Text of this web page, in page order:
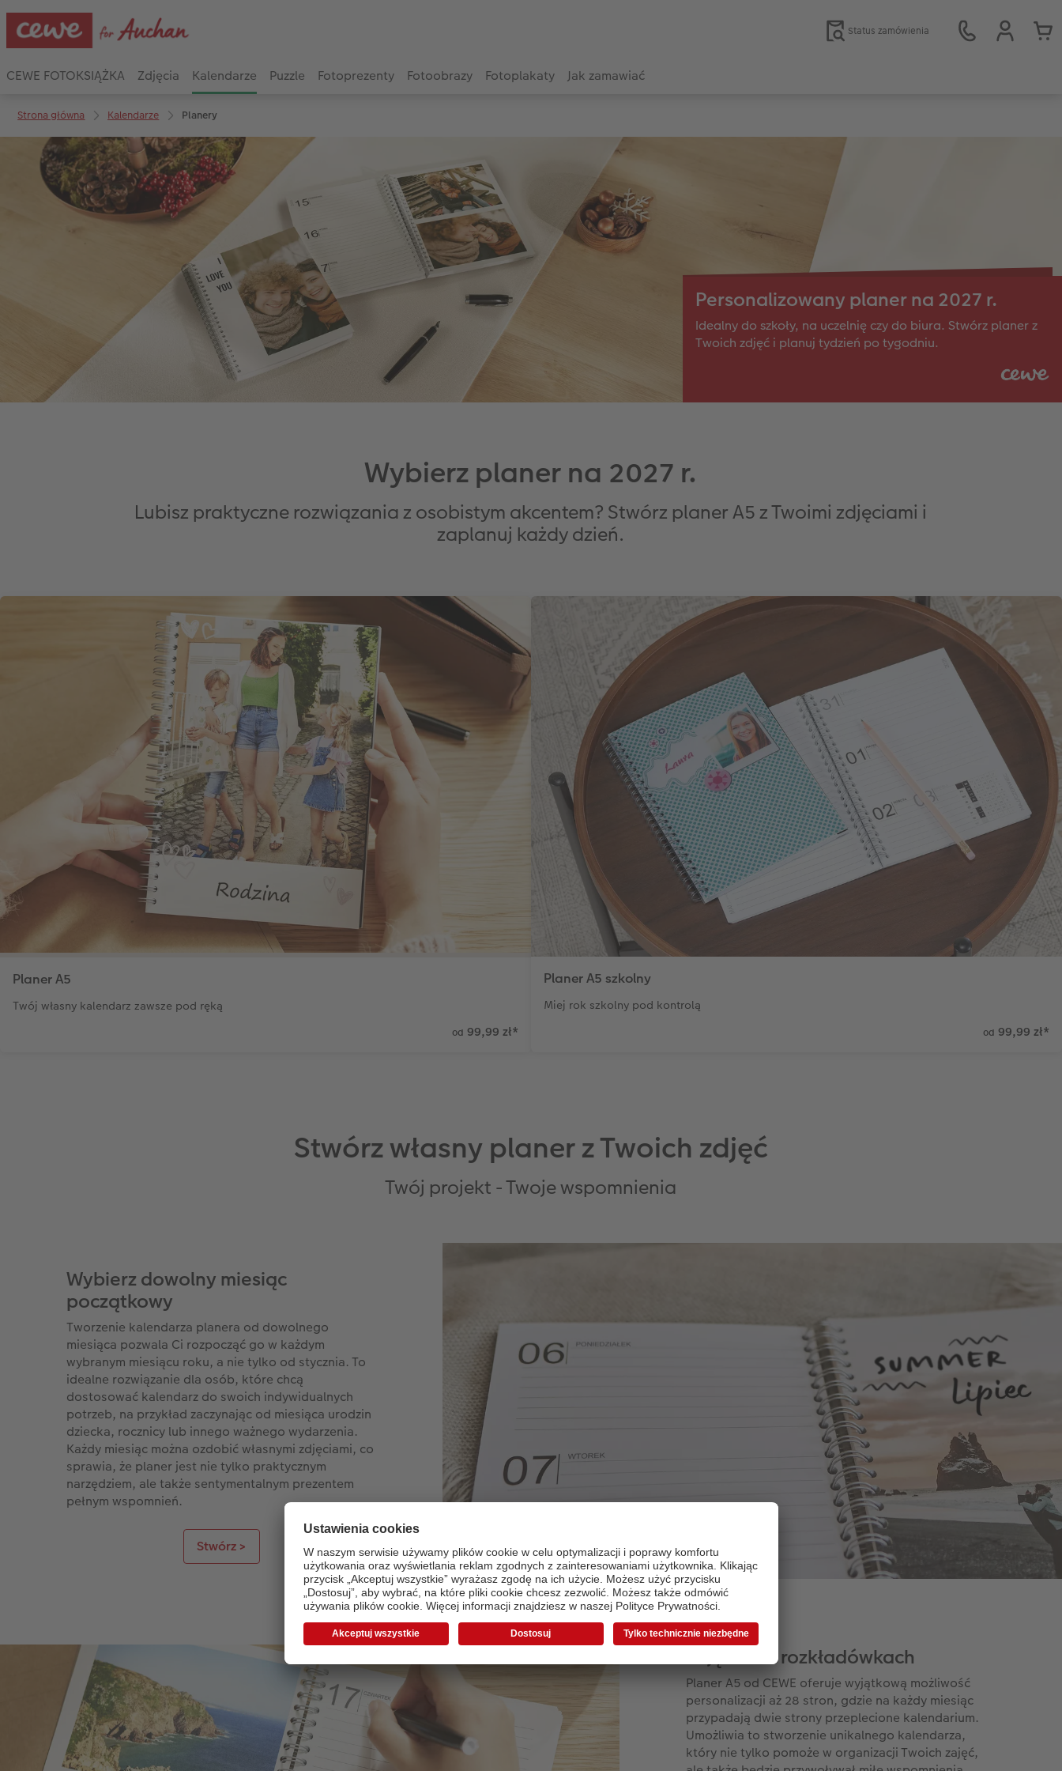
Status zamówienia
CEWE FOTOKSIĄŻKA Zdjęcia Kalendarze Puzzle Fotoprezenty Fotoobrazy Fotoplakaty Jak zamawiać
Strona główna Kalendarze Planery
Personalizowany planer na 2027 r.
Idealny do szkoły, na uczelnię czy do biura. Stwórz planer z
Twoich zdjęć i planuj tydzień po tygodniu.
Wybierz planer na 2027 r.
Lubisz praktyczne rozwiązania z osobistym akcentem? Stwórz planer A5 z Twoimi zdjęciami i
zaplanuj każdy dzień.
Planer A5
Twój własny kalendarz zawsze pod ręką
od 99,99 zł*
Planer A5 szkolny
Miej rok szkolny pod kontrolą
od 99,99 zł*
Stwórz własny planer z Twoich zdjęć
Twój projekt - Twoje wspomnienia
Wybierz dowolny miesiąc
początkowy
Tworzenie kalendarza planera od dowolnego
miesiąca pozwala Ci rozpocząć go w każdym
wybranym miesiącu roku, a nie tylko od stycznia. To
idealne rozwiązanie dla osób, które chcą
dostosować kalendarz do swoich indywidualnych
potrzeb, na przykład zaczynając od miesiąca urodzin
dziecka, rocznicy lub innego ważnego wydarzenia.
Każdy miesiąc można ozdobić własnymi zdjęciami, co
sprawia, że planer jest nie tylko praktycznym
narzędziem, ale także sentymentalnym prezentem
pełnym wspomnień.
Stwórz >
Zdjęcia na rozkładówkach
Planer A5 od CEWE oferuje wyjątkową możliwość
personalizacji aż 28 stron, gdzie na każdy miesiąc
przypadają dwie strony przeplecione kalendarium.
Umożliwia to stworzenie unikalnego kalendarza,
który nie tylko pomoże w organizacji Twoich zajęć,